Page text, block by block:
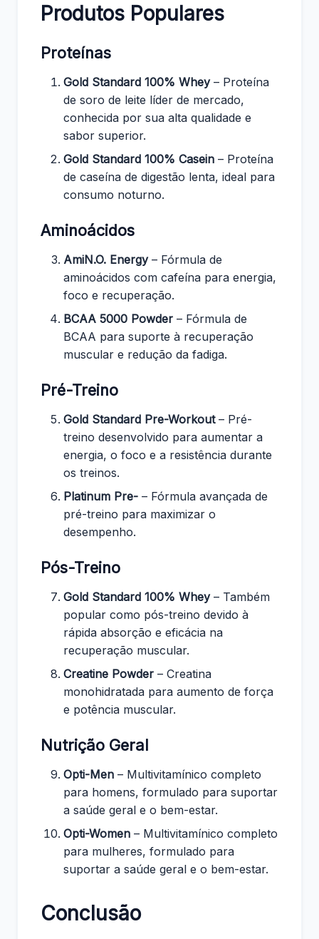
Produtos Populares
Proteínas
Gold Standard 100% Whey– Proteína
de soro de leite líder de mercado,
conhecida por sua alta qualidade e
sabor superior.
Gold Standard 100% Casein – Proteína
de caseína de digestão lenta, ideal para
consumo noturno.
Aminoácidos
AmiN.O. Energy– Fórmula de
aminoácidos com cafeína para energia,
foco e recuperação.
BCAA 5000 Powder – Fórmula de
BCAA para suporte à recuperação
muscular e redução da fadiga.
Pré-Treino
Gold Standard Pre-Workout– Pré-
treino desenvolvido para aumentar a
energia, o foco e a resistência durante
os treinos.
Platinum Pre- – Fórmula avançada de
pré-treino para maximizar o
desempenho.
Pós-Treino
Gold Standard 100% Whey– Também
popular como pós-treino devido à
rápida absorção e eficácia na
recuperação muscular.
Creatine Powder – Creatina
monohidratada para aumento de força
e potência muscular.
Nutrição Geral
Opti-Men – Multivitamínico completo
para homens, formulado para suportar
a saúde geral e o bem-estar.
Opti-Women – Multivitamínico completo
para mulheres, formulado para
suportar a saúde geral e o bem-estar.
Conclusão